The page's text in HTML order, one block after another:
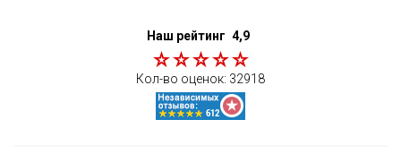
Наш рейтинг 4,9
Кол-во оценок: 32918